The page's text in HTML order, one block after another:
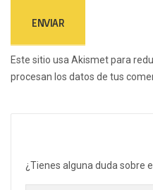
Este sitio usa Akismet para
procesan los datos de tus
¿Tienes alguna duda sobre